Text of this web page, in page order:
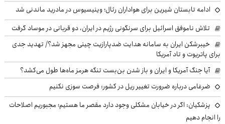
ادامه تابستان شیرین برای هواداران رئال؛ وینیسیوس در مادرید ماندنی شد
تلاش ناموفق اسرائیل برای سرنگونی رژیم در ایران، دو قربانی در موساد گرفت
خیبرشکن ایران به سامانه هدایت ضدپارازیت چینی مجهز شد؟/ تهدید جدی
برای پاتریوت و تاد آمریکا
آیا جنگ آمریکا و ایران و باز شدن بن‌بست تنگه هرمز ماه‌ها طول می‌کشد؟
ضرغامی درباره ضرورت تغییر ریل در کشور: فرصت سوزی نکنیم
پزشکیان: اگر در خیابان مشکلی وجود دارد مقصر ما هستیم؛ مجبوریم اصلاحات
را انجام دهیم